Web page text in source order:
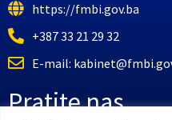
https://fmbi.gov.ba
+387 33 21 29 32
E-mail:
Pratite nas